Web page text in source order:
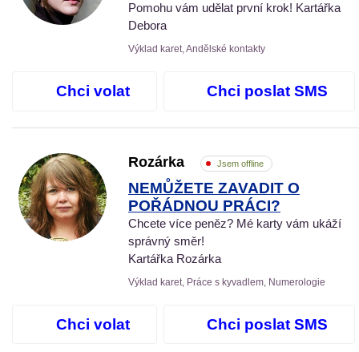
Pomohu vám udělat první krok! Kartářka
Debora
Výklad karet, Andělské kontakty
Chci volat Chci poslat SMS
Rozárka Jsem offline
NEMŮŽETE ZAVADIT O
POŘÁDNOU PRÁCI?
Chcete více peněz? Mé karty vám ukáží
správný směr!
Kartářka Rozárka
Výklad karet, Práce s kyvadlem, Numerologie
Chci volat Chci poslat SMS